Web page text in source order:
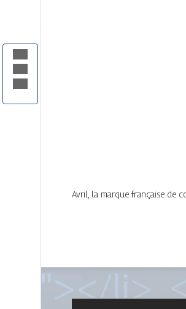
Avril, la marque française de